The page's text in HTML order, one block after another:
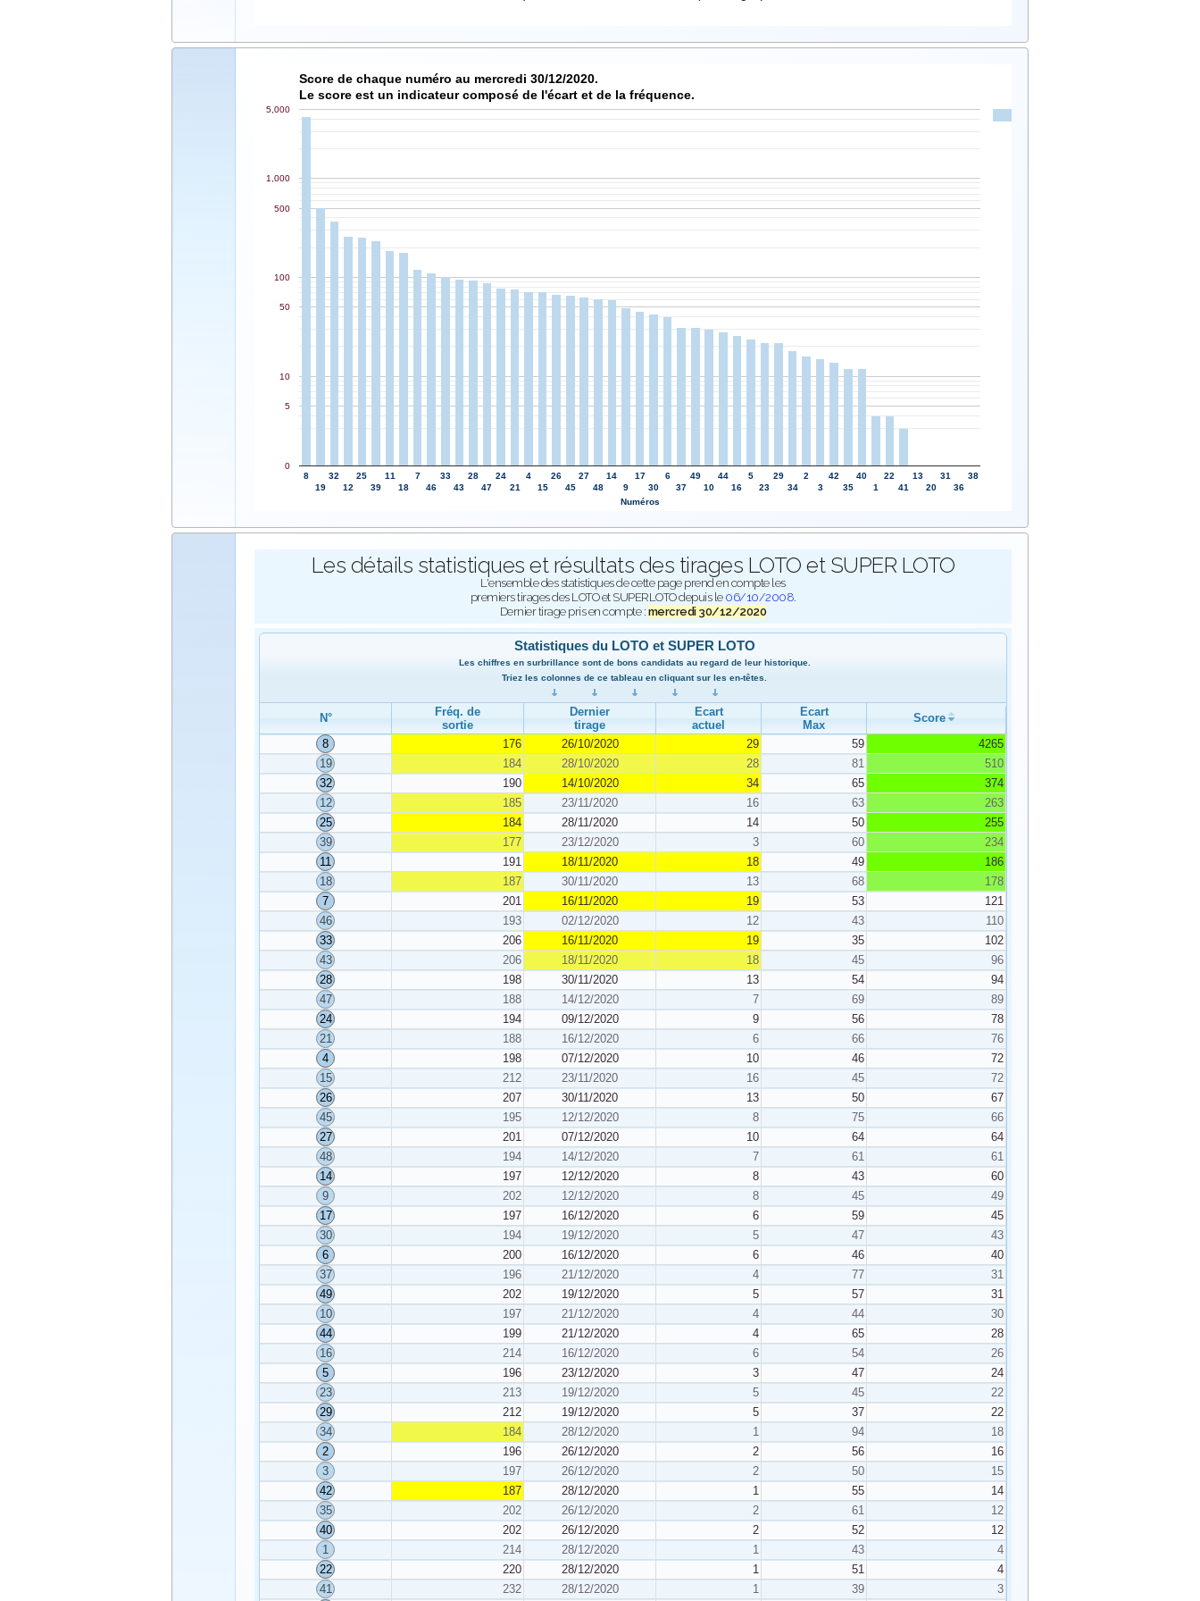
Score de chaque numéro au mercredi 30/12/2020.
Le score est un indicateur composé de l'écart et de la fréquence.
8
19
32
12
25
39
11
18
7
46
33
43
28
47
24
21
4
15
26
45
27
48
14
9
17
30
6
37
49
10
44
16
5
23
29
34
2
3
42
35
40
1
22
41
13
20
31
36
38
0
5
10
50
100
500
1,000
5,000
Numéros
Les détails statistiques et résultats des tirages LOTO et SUPER LOTO
L'ensemble des statistiques de cette page prend en compte les
premiers tirages des LOTO et SUPERLOTO depuis le 06/10/2008.
Dernier tirage pris en compte : mercredi 30/12/2020
Statistiques du LOTO et SUPER LOTO
Les chiffres en surbrillance sont de bons candidats au regard de leur historique.
Triez les colonnes de ce tableau en cliquant sur les en-têtes.
N°
Fréq. de
sortie
Dernier
tirage
Ecart
actuel
Ecart
Max
Score
8
176 26/10/2020 29 59
4265
19
184 28/10/2020 28 81
510
32
190 14/10/2020 34 65
374
12
185 23/11/2020 16 63
263
25
184 28/11/2020 14 50
255
39
177 23/12/2020 3 60
234
11
191 18/11/2020 18 49
186
18
187 30/11/2020 13 68
178
7
201 16/11/2020 19 53
121
46
193 02/12/2020 12 43
110
33
206 16/11/2020 19 35
102
43
206 18/11/2020 18 45
96
28
198 30/11/2020 13 54
94
47
188 14/12/2020 7 69
89
24
194 09/12/2020 9 56
78
21
188 16/12/2020 6 66
76
4
198 07/12/2020 10 46
72
15
212 23/11/2020 16 45
72
26
207 30/11/2020 13 50
67
45
195 12/12/2020 8 75
66
27
201 07/12/2020 10 64
64
48
194 14/12/2020 7 61
61
14
197 12/12/2020 8 43
60
9
202 12/12/2020 8 45
49
17
197 16/12/2020 6 59
45
30
194 19/12/2020 5 47
43
6
200 16/12/2020 6 46
40
37
196 21/12/2020 4 77
31
49
202 19/12/2020 5 57
31
10
197 21/12/2020 4 44
30
44
199 21/12/2020 4 65
28
16
214 16/12/2020 6 54
26
5
196 23/12/2020 3 47
24
23
213 19/12/2020 5 45
22
29
212 19/12/2020 5 37
22
34
184 28/12/2020 1 94
18
2
196 26/12/2020 2 56
16
3
197 26/12/2020 2 50
15
42
187 28/12/2020 1 55
14
35
202 26/12/2020 2 61
12
40
202 26/12/2020 2 52
12
1
214 28/12/2020 1 43
4
22
220 28/12/2020 1 51
4
41
232 28/12/2020 1 39 3